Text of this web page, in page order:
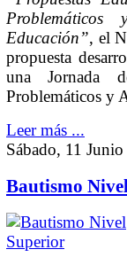
Educación”, el
propuesta
una Jornada
Problemáticos y
Leer más ...
Sábado, 11
Bautismo